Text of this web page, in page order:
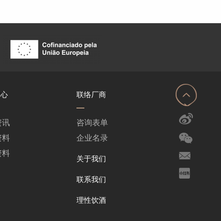
讯
料
料
联络厂商
咨询表单
企业名录
关于我们
联系我们
理性饮酒